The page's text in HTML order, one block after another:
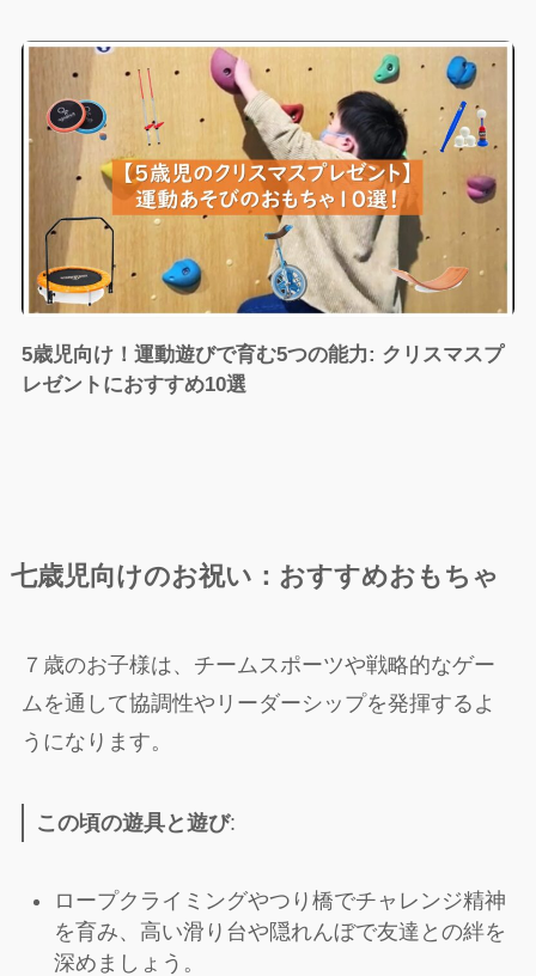
5歳児向け！運動遊びで育む5つの能力: クリスマスプ
レゼントにおすすめ10選
七歳児向けのお祝い：おすすめおもちゃ
７歳のお子様は、チームスポーツや戦略的なゲー
ムを通して協調性やリーダーシップを発揮するよ
うになります。
この頃の遊具と遊び:
ロープクライミングやつり橋でチャレンジ精神
を育み、高い滑り台や隠れんぼで友達との絆を
深めましょう。